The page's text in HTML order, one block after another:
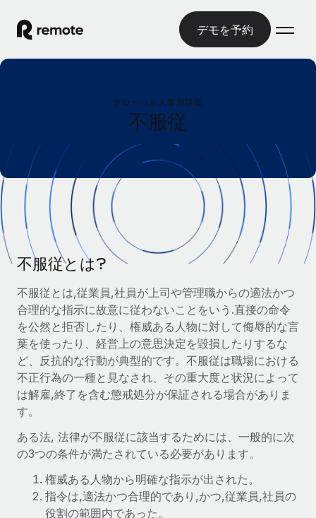
デモを予約
グローバル雇用
グローバル給与処理
コンプライアンス対応の給与処理を手軽に
Employer of Record（EOR）
グローバル展開をコストをかけずに実現
Contractor of Record
契約社員管理
世界中の契約社員をオンボーディングし、管理
PEO
複雑な雇用関連業務を外部委託
インフラ
Remote統合
人事機能をワークフローにシームレスに統合する
プラットフォーム
チームのための人事の基本機能を内蔵
各国の制度に対応
国別ガイド
/国別のグローバル雇用支援を検索する
米国州エクスプローラー
米国の各州において採用プロセスを簡素化する
Remoteを他社と比較
他社と比較した、当社の強みを確認する
成長の段階
スタートアップ
成長中の企業向けのアジャイルなグローバルHR・給与処理ソ
ミッドマーケット
カスタマイズされた人事ソリューションでチームを拡大する
企業
大企業向けのグローバルHR
リソース
ツールと計算ツール
誤分類リスク判定ツール
国別に従業員の誤分類リスクを確認する
各国の総従業員コストを計算する
契約社員の報酬計算ツール
グローバルな契約社員向けに、通貨オプションと支払スピー
ドを確認する
リサーチおよびガイド
活用事例
HR用語集
日本語
English
Nederlands
Français
Deutsch
Español
Italiano
Português (Portugal)
ログイン
グローバル人事用語集
不服従
不服従とは?
不服従とは,従業員,社員が上司や管理職からの適法かつ
合理的な指示に故意に従わないことをいう.直接の命令
を公然と拒否したり、権威ある人物に対して侮辱的な言
葉を使ったり、経営上の意思決定を毀損したりするな
ど、反抗的な行動が典型的です。不服従は職場における
不正行為の一種と見なされ、その重大度と状況によって
は解雇,終了を含む懲戒処分が保証される場合がありま
す。
ある法, 法律が不服従に該当するためには、一般的に次
の3つの条件が満たされている必要があります。
権威ある人物から明確な指示が出された。
指令は,適法かつ合理的であり,かつ,従業員,社員の
役割の範囲内であった。